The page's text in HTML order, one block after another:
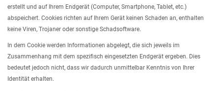
erstellt und auf Ihrem Endgerät (Computer, Smartphone, Tablet, etc.)
abspeichert. Cookies richten auf Ihrem Gerät keinen Schaden an, enthalten
keine Viren, Trojaner oder sonstige Schadsoftware.
In dem Cookie werden Informationen abgelegt, die sich jeweils im
Zusammenhang mit dem spezifisch eingesetzten Endgerät ergeben. Dies
bedeutet jedoch nicht, dass wir dadurch unmittelbar Kenntnis von Ihrer
Identität erhalten.